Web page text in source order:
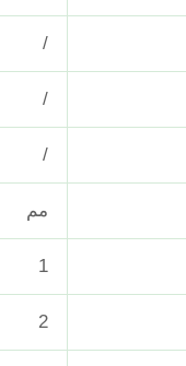
/
/
/
مم
1
2